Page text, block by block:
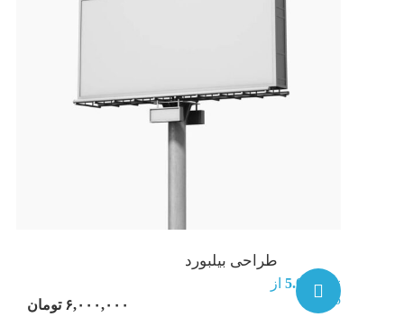
طراحی بیلبورد
نمره 5.00 از
5
۶,۰۰۰,۰۰۰ تومان